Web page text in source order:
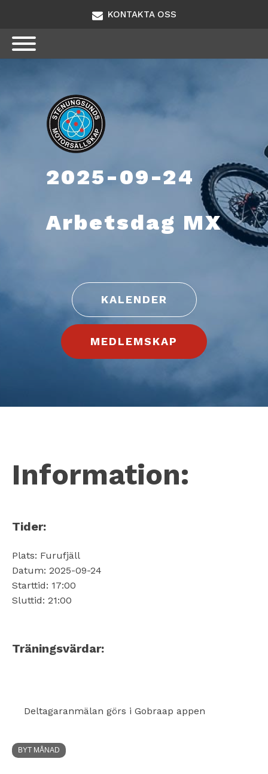
KONTAKTA OSS
2025-09-24
Arbetsdag MX
KALENDER
MEDLEMSKAP
Information:
Tider:
Plats: Furufjäll
Datum: 2025-09-24
Starttid: 17:00
Sluttid: 21:00
Träningsvärdar:
Deltagaranmälan görs i Gobraap appen
BYT MÅNAD